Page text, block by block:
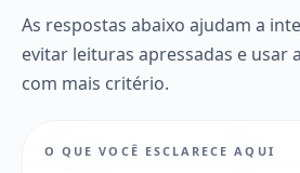
As respostas abaixo ajudam a
evitar leituras apressadas e usar
com mais critério.
O QUE VOCÊ ESCLARECE AQUI